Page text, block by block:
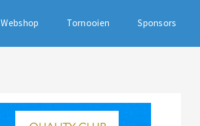
Webshop Tornooien Sponsors